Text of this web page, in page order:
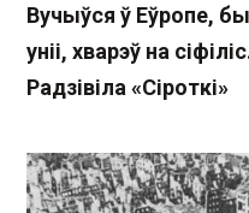
Вучыўся ў Еўропе,
уніі, хварэў на
Радзівіла «Сіроткі»